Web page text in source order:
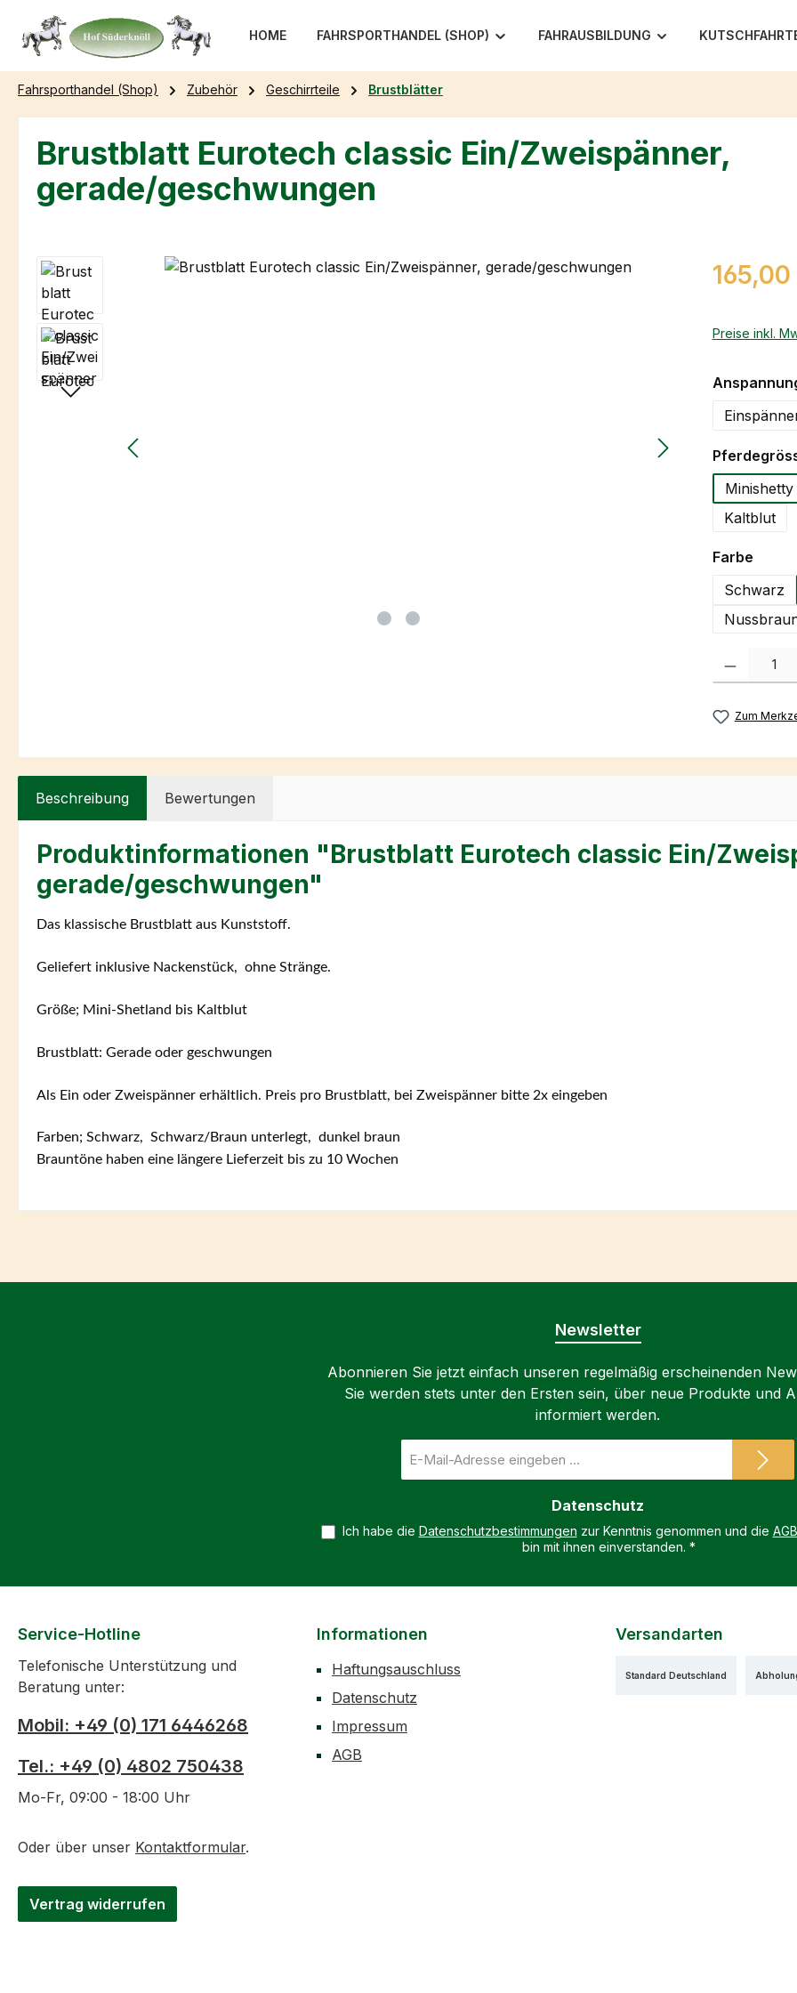
Hauptinhalt springen
Zur Suche springen
Zur Hauptnavigation springen
HOME FAHRSPORTHANDEL (SHOP) FAHRAUSBILDUNG
Fahrsporthandel (Shop) Zubehör Geschirrteile Brustblätter
Brustblatt Eurotech classic Ein/Zweispänner,
gerade/geschwungen
Bildergalerie überspringen Regulärer
165,00
Preise inkl.
Minishetty
Kaltblut
Farbe
Schwarz
Produkt
Zum
Beschreibung Bewertungen
Produktinformationen "Brustblatt Eurotech classic Ein/
gerade/geschwungen"
Das klassische Brustblatt aus Kunststoff.
Geliefert inklusive Nackenstück, ohne Stränge.
Größe; Mini-Shetland bis Kaltblut
Brustblatt: Gerade oder geschwungen
Als Ein oder Zweispänner erhältlich. Preis pro Brustblatt, bei Zweispänner bitte 2x eingeben
Farben; Schwarz, Schwarz/Braun unterlegt, dunkel braun
Brauntöne haben eine längere Lieferzeit bis zu 10 Wochen
Newsletter
Abonnieren Sie jetzt einfach unseren regelmäßig erscheinenden
Sie werden stets unter den Ersten sein, über neue Produkte und
informiert werden.
Mail-
Datenschutz
Ich habe die Datenschutzbestimmungen zur Kenntnis genommen und die AGB
bin mit ihnen einverstanden. *
Service-Hotline
Telefonische Unterstützung und
Beratung unter:
Mobil: +49 (0) 171 6446268
Tel.: +49 (0) 4802 750438
Mo-Fr, 09:00 - 18:00 Uhr
Oder über unser Kontaktformular.
Vertrag widerrufen
Informationen
Haftungsauschluss
Datenschutz
Impressum
AGB
Versandarten
Standard Deutschland